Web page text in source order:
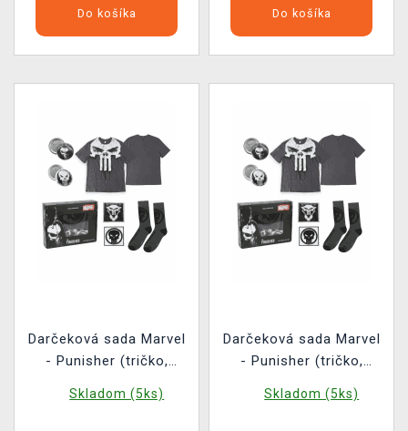
Do košíka Do košíka
Darčeková sada Marvel
- Punisher (tričko,
ponožky) (veľkosť L)
Skladom (5ks)
Darčeková sada Marvel
- Punisher (tričko,
ponožky) (veľkosť M)
Skladom (5ks)